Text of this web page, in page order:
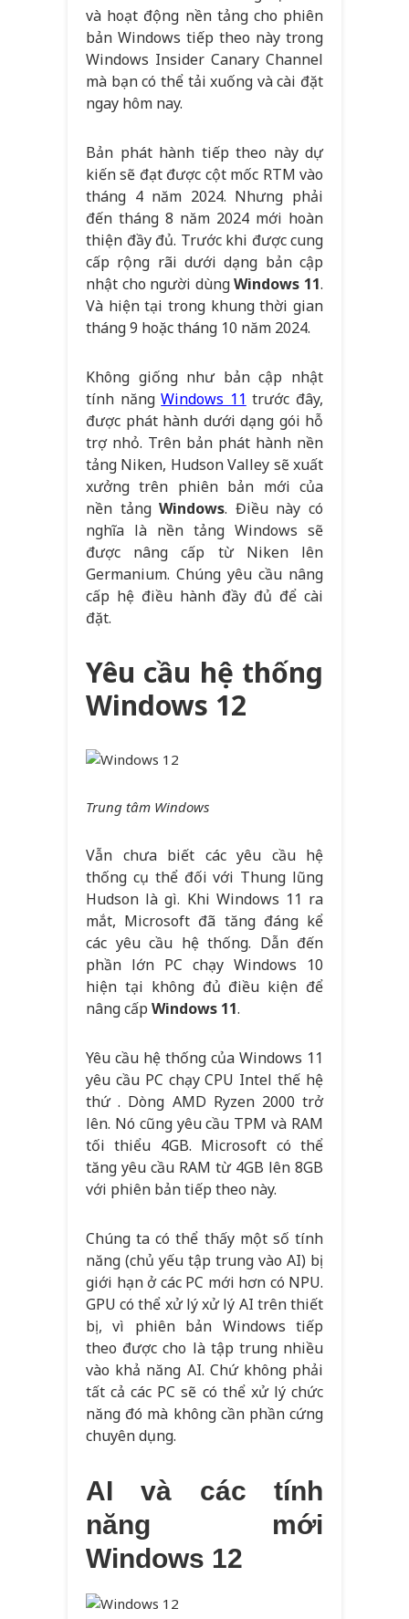
và hoạt động nền tảng cho phiên
bản Windows tiếp theo này trong
Windows Insider Canary Channel
mà bạn có thể tải xuống và cài đặt
ngay hôm nay.
Bản phát hành tiếp theo này dự
kiến ​​sẽ đạt được cột mốc RTM vào
tháng 4 năm 2024. Nhưng phải
đến tháng 8 năm 2024 mới hoàn
thiện đầy đủ. Trước khi được cung
cấp rộng rãi dưới dạng bản cập
nhật cho người dùngWindows 11.
Và hiện tại trong khung thời gian
tháng 9 hoặc tháng 10 năm 2024.
Không giống như bản cập nhật
tính năngWindows 11 trước đây,
được phát hành dưới dạng gói hỗ
trợ nhỏ. Trên bản phát hành nền
tảng Niken, Hudson Valley sẽ xuất
xưởng trên phiên bản mới của
nền tảngWindows. Điều này có
nghĩa là nền tảng Windows sẽ
được nâng cấp từ Niken lên
Germanium. Chúng yêu cầu nâng
cấp hệ điều hành đầy đủ để cài
đặt.
Yêu cầu hệ thống
Windows 12
Trung tâm Windows
Vẫn chưa biết các yêu cầu hệ
thống cụ thể đối với Thung lũng
Hudson là gì. Khi Windows 11 ra
mắt, Microsoft đã tăng đáng kể
các yêu cầu hệ thống. Dẫn đến
phần lớn PC chạy Windows 10
hiện tại không đủ điều kiện để
nâng cấp Windows 11.
Yêu cầu hệ thống của Windows 11
yêu cầu PC chạy CPU Intel thế hệ
thứ . Dòng AMD Ryzen 2000 trở
lên. Nó cũng yêu cầu TPM và RAM
tối thiểu 4GB. Microsoft có thể
tăng yêu cầu RAM từ 4GB lên 8GB
với phiên bản tiếp theo này.
Chúng ta có thể thấy một số tính
năng (chủ yếu tập trung vào AI) bị
giới hạn ở các PC mới hơn có NPU.
GPU có thể xử lý xử lý AI trên thiết
bị, vì phiên bản Windows tiếp
theo được cho là tập trung nhiều
vào khả năng AI. Chứ không phải
tất cả các PC sẽ có thể xử lý chức
năng đó mà không cần phần cứng
chuyên dụng.
AI và các tính
năng mới
Windows 12